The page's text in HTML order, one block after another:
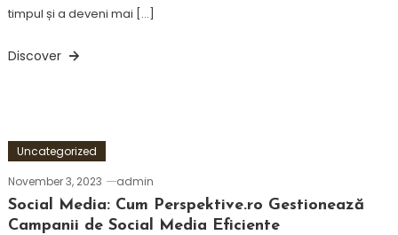
timpul și a deveni mai […]
Discover
Uncategorized
November 3, 2023
admin
Social Media: Cum Perspektive.ro Gestionează
Campanii de Social Media Eficiente